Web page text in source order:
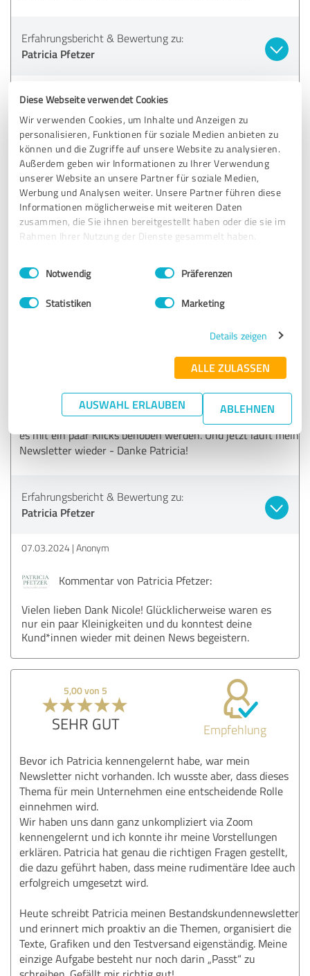
Diese Webseite verwendet Cookies
Wir verwenden Cookies, um Inhalte und Anzeigen zu
personalisieren, Funktionen für soziale Medien anbieten zu
können und die Zugriffe auf unsere Website zu analysieren.
Außerdem geben wir Informationen zu Ihrer Verwendung
unserer Website an unsere Partner für soziale Medien,
Werbung und Analysen weiter. Unsere Partner führen diese
Informationen möglicherweise mit weiteren Daten
zusammen, die Sie ihnen bereitgestellt haben oder die sie im
Rahmen Ihrer Nutzung der Dienste gesammelt haben.
Impressum Datenschutzbestimmungen
Einwilligungsauswahl
Notwendig Präferenzen
Statistiken Marketing
Details zeigen
ALLE ZULASSEN
AUSWAHL ERLAUBEN ABLEHNEN
Erfahrungsbericht & Bewertung zu:
Patricia Pfetzer
Kommentar von Patricia Pfetzer:
Vielen lieben Dank! Ich habe bei der Überarbeitung
nebenbei auch noch viel über dein Business gelernt.
Es hat mir sehr viel Spaß gemacht, deine Ideen und
Vorstellungen in die Tat umzusetzen. Die
überarbeitete Website kann sich sehen lassen und
wird deine Kund*innen abholen!
5,00 von 5
SEHR GUT Empfehlung
Als ich zu Patricia kam, brauchte ich dringend Hilfe für
meinen zum Stillstand gekommenen Email-Verteiler: viele
meiner Kontakte bekamen doppelte Mails, einige Kontakte
hatten sich empört abgemeldet, und ohne Verteiler konnte
ich meinen Kurs nicht verkaufen! Aber Patricia hat schon
bald die Ursache meines Problems entdeckt, und so konnte
es mit ein paar Klicks behoben werden. Und jetzt läuft mein
Newsletter wieder - Danke Patricia!
Erfahrungsbericht & Bewertung zu:
Patricia Pfetzer
07.03.2024 Anonym
Kommentar von Patricia Pfetzer:
Vielen lieben Dank Nicole! Glücklicherweise waren es
nur ein paar Kleinigkeiten und du konntest deine
Kund*innen wieder mit deinen News begeistern.
5,00 von 5
SEHR GUT Empfehlung
Bevor ich Patricia kennengelernt habe, war mein
Newsletter nicht vorhanden. Ich wusste aber, dass dieses
Thema für mein Unternehmen eine entscheidende Rolle
einnehmen wird.
Wir haben uns dann ganz unkompliziert via Zoom
kennengelernt und ich konnte ihr meine Vorstellungen
erklären. Patricia hat genau die richtigen Fragen gestellt,
die dazu geführt haben, dass meine rudimentäre Idee auch
erfolgreich umgesetzt wird.
Heute schreibt Patricia meinen Bestandskundennewsletter
und erinnert mich proaktiv an die Themen, organisiert die
Texte, Grafiken und den Testversand eigenständig. Meine
einzige Aufgabe besteht nur noch darin „Passt“ zu